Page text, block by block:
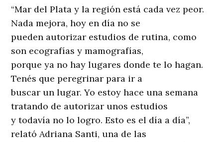
“Mar del Plata y la región está cada vez peor.
Nada mejora, hoy en día no se
pueden autorizar estudios de rutina, como
son ecografías y mamografías,
porque ya no hay lugares donde te lo hagan.
Tenés que peregrinar para ir a
buscar un lugar. Yo estoy hace una semana
tratando de autorizar unos estudios
y todavía no lo logro. Esto es el día a día”,
relató Adriana Santi, una de las